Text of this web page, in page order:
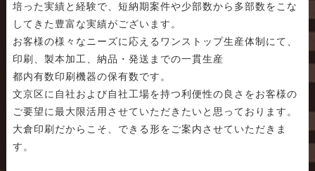
培った実績と経験で、短納期案件や少部数から多部数をこな
してきた豊富な実績がございます。
お客様の様々なニーズに応えるワンストップ生産体制にて、
印刷、製本加工、納品・発送までの一貫生産
都内有数印刷機器の保有数です。
文京区に自社および自社工場を持つ利便性の良さをお客様の
ご要望に最大限活用させていただきたいと思っております。
大倉印刷だからこそ、できる形をご案内させていただきま
す。